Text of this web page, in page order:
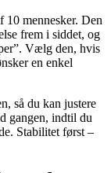
10 mennesker. Den
frem i siddet, og
Vælg den, hvis
en enkel
så du kan justere
gangen, indtil du
Stabilitet først –